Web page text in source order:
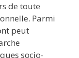
de toute
Parmi
peut
socio-